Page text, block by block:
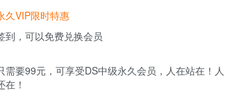
磨了一下。
久VIP限时特惠
到，可以免费兑换会员
需要99元，可享受DS中级永久会员，人在站在！人
在！